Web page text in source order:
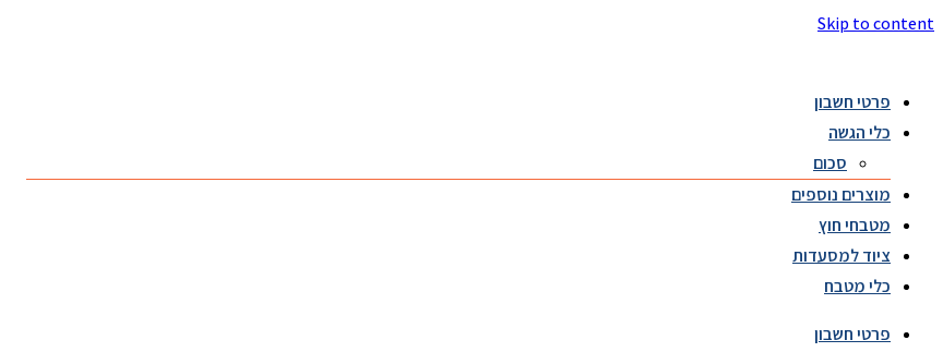
Skip to content
פרטי חשבון
כלי הגשה
סכום
מוצרים נוספים
מטבחי חוץ
ציוד למסעדות
כלי מטבח
פרטי חשבון